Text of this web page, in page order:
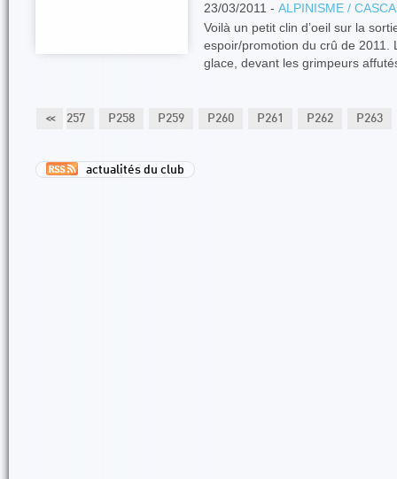
23/03/2011 - ALPINISME /
Voilà un petit clin d’oeil sur la
espoir/promotion du crû de 2011.
glace, devant les grimpeurs
<< P257 P258 P259 P260 P261 P262 P263
actualités du club